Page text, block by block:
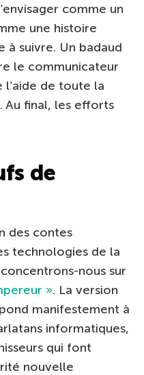
comme un
une histoire
à suivre. Un badaud
le communicateur
l’aide de toute la
Au final, les efforts
de
des contes
technologies de la
nous sur
». La version
manifestement à
informatiques,
qui font
nouvelle